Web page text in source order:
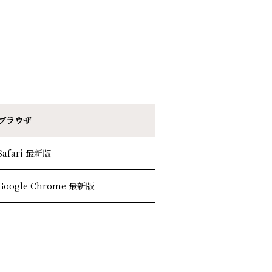
ラウザ
最新版
Chrome 最新版